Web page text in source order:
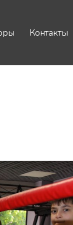
Контакты
Контакты